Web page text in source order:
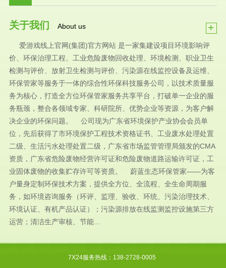
关于我们 About us +
爱游戏线上官网(集团)官方网站 是一家集建设项目环境影响评
价、环保治理工程、工业危险废物回收处理、环境检测、职业卫生
检测与评价、放射卫生检测与评价、污染源在线监控设备及运维、
环保管家等服务于一体的综合性环保科技服务公司，以技术质量服
务为核心，打造全方位环保管家服务共享平台，打破单一企业的服
务瓶颈，整合各领域专家、科研院所、优势企业等资源，为客户解
决企业的环保问题。 公司现为广东省环境保护产业协会会员单
位，先后获得了市环境保护工程技术资格证书、工业废水处理处置
二级、生活污水处理处置二级，广东省市场监管管理局颁发的CMA
资质，广东省危险废物经营许可证和危险废物道路运输许可证，工
业固体废物的收集贮存许可等资质。 蔚蓝生态环保管家——为客
户量身定制环保技术方案，提供全方位、全流程、全生命周期服
务，如环境咨询服务（环评、监理、验收、环统、污染治理技术、
环境认证、有机产品认证）；污染源排放在线监测监控设施第三方
运营；清洁生产审核、节能...
7X24服务热线：138-2728-0005